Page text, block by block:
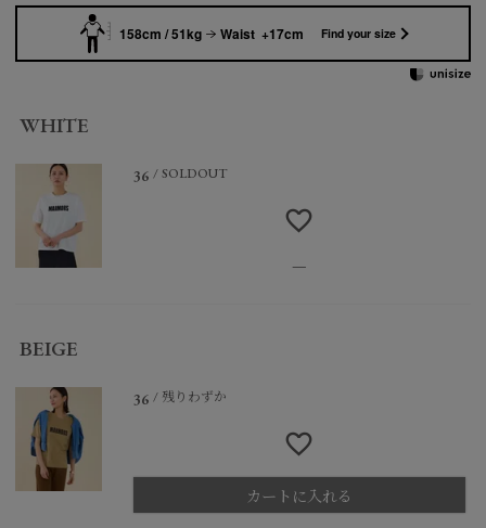
158cm / 51kg Waist +17cm Find your size
WHITE
36 SOLDOUT
—
BEIGE
36 残りわずか
カートに入れる